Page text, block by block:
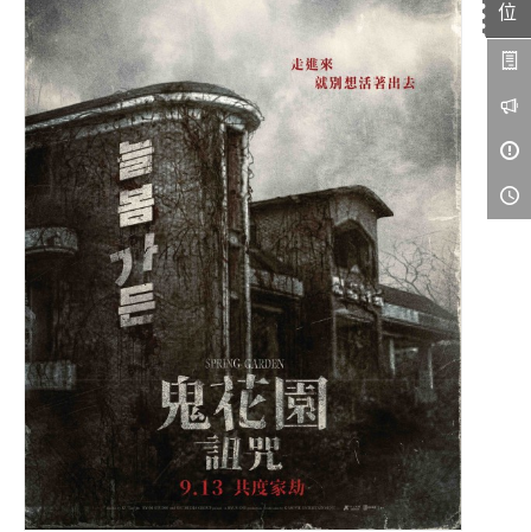
位
IMAX
4DX
VR 演唱會
GOLD CLASS
AD口述影像
LIVE演唱會
影城公告
影城活動
中獎名單
合作夥伴
商家介紹
加入iShow